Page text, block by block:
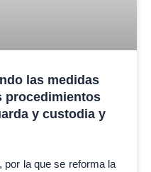
las medidas
procedimientos
y custodia y
por la que se reforma la